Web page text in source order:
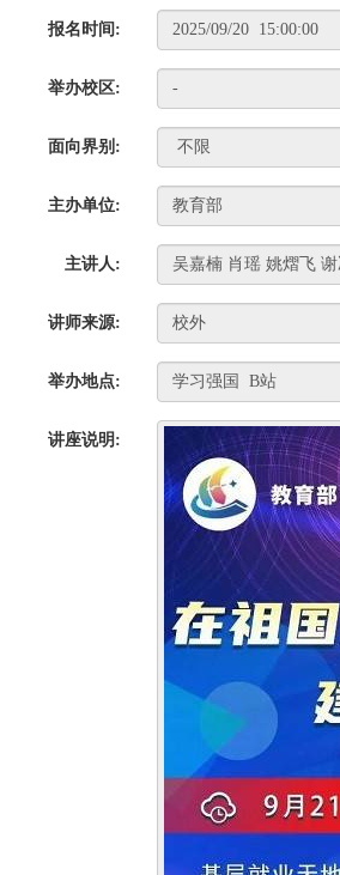
报名时间:
举办校区:
面向界别:
主办单位:
主讲人:
讲师来源:
举办地点:
讲座说明: